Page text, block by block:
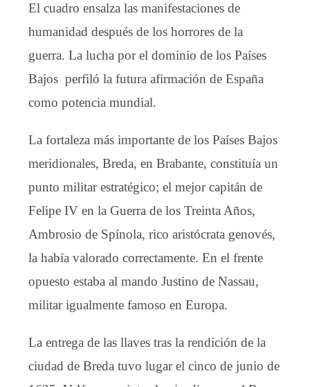
El cuadro ensalza las manifestaciones de
humanidad después de los horrores de la
guerra. La lucha por el dominio de los Países
Bajos perfiló la futura afirmación de España
como potencia mundial.
La fortaleza más importante de los Países Bajos
meridionales, Breda, en Brabante, constituía un
punto militar estratégico; el mejor capitán de
Felipe IV en la Guerra de los Treinta Años,
Ambrosio de Spínola, rico aristócrata genovés,
la había valorado correctamente. En el frente
opuesto estaba al mando Justino de Nassau,
militar igualmente famoso en Europa.
La entrega de las llaves tras la rendición de la
ciudad de Breda tuvo lugar el cinco de junio de